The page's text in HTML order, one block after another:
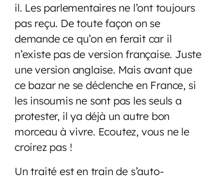
il. Les parlementaires ne l’ont toujours
pas reçu. De toute façon on se
demande ce qu’on en ferait car il
n’existe pas de version française. Juste
une version anglaise. Mais avant que
ce bazar ne se déclenche en France, si
les insoumis ne sont pas les seuls a
protester, il ya déjà un autre bon
morceau à vivre. Ecoutez, vous ne le
croirez pas !
Un traité est en train de s’auto-